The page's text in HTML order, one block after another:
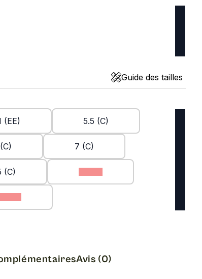
Guide des tailles
(EE) 5.5 (C)
7 (C)
(C)
Avis (0)